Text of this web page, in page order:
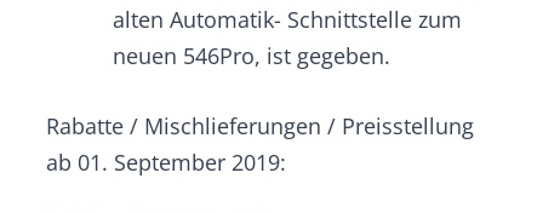
alten Automatik- Schnittstelle zum
neuen 546Pro, ist gegeben.
Rabatte / Mischlieferungen / Preisstellung
ab 01. September 2019: